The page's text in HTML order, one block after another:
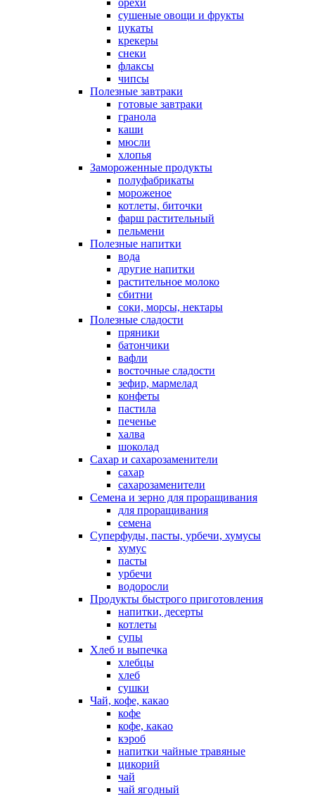
орехи
сушеные овощи и фрукты
цукаты
крекеры
снеки
флаксы
чипсы
Полезные завтраки
готовые завтраки
гранола
каши
мюсли
хлопья
Замороженные продукты
полуфабрикаты
мороженое
котлеты, биточки
фарш растительный
пельмени
Полезные напитки
вода
другие напитки
растительное молоко
сбитни
соки, морсы, нектары
Полезные сладости
пряники
батончики
вафли
восточные сладости
зефир, мармелад
конфеты
пастила
печенье
халва
шоколад
Сахар и сахарозаменители
сахар
сахарозаменители
Семена и зерно для проращивания
для проращивания
семена
Суперфуды, пасты, урбечи, хумусы
хумус
пасты
урбечи
водоросли
Продукты быстрого приготовления
напитки, десерты
котлеты
супы
Хлеб и выпечка
хлебцы
хлеб
сушки
Чай, кофе, какао
кофе
кофе, какао
кэроб
напитки чайные травяные
цикорий
чай
чай ягодный